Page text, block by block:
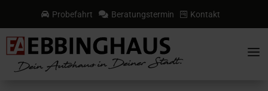
 Probefahrt  Beratungstermin  Kontakt
a